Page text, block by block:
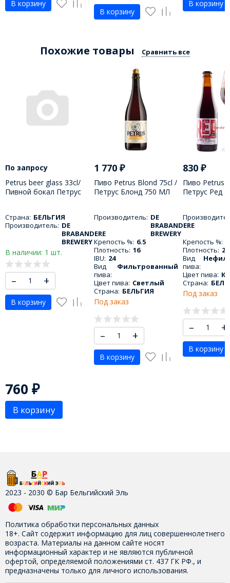
В корзину
В корзину
В корзину
Похожие товары Сравнить все
По запросу
Petrus beer glass 33cl/
Пивной бокал Петрус
Страна: БЕЛЬГИЯ
Производитель: DE
BRABANDERE
BREWERY
В наличии: 1 шт.
– +
В корзину
1 770 ₽
Пиво Petrus Blond 75cl /
Петрус Блонд 750 МЛ
Производитель: DE
BRABANDERE
BREWERY
Крепость %: 6.5
Плотность: 16
IBU: 24
Вид
пива:
Фильтрованный
Цвет пива: Светлый
Страна: БЕЛЬГИЯ
Под заказ
– +
В корзину
830 ₽
Пиво Petrus
Петрус Ред
Крепость %:
Плотность: 20
Вид
пива:
Цвет пива:
Страна:
Под заказ
– +
В корзину
760 ₽
В корзину
2023 - 2030 © Бар Бельгийский Эль
Политика обработки персональных данных
18+. Сайт содержит информацию для лиц совершеннолетнего
возраста. Материалы на данном сайте носят
информационный характер и не являются публичной
офертой, определяемой положениями ст. 437 ГК РФ., и
предназначены только для личного использования.